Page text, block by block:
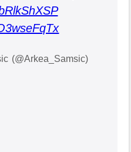
(@Arkea_Samsic)